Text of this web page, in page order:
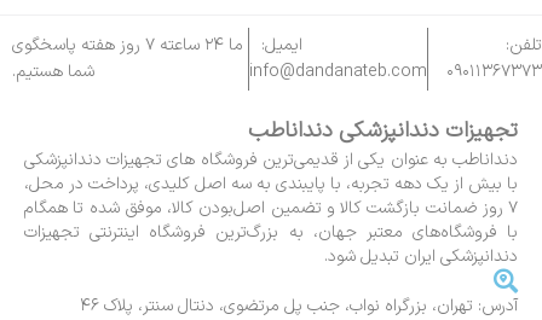
تلفن:
۰۹۰۱۱۳۶۷۳۷۳
ایمیل:
info@dandanateb.com
ما ۲۴ ساعته ۷ روز هفته پاسخگوی
شما هستیم.
تجهیزات دندانپزشکی دنداناطب
دنداناطب به عنوان یکی از قدیمی‌ترین فروشگاه های تجهیزات دندانپزشکی
با بیش از یک دهه تجربه، با پایبندی به سه اصل کلیدی، پرداخت در محل،
۷ روز ضمانت بازگشت کالا و تضمین اصل‌بودن کالا، موفق شده تا همگام
با فروشگاه‌های معتبر جهان، به بزرگ‌ترین فروشگاه اینترنتی تجهیزات
دندانپزشکی ایران تبدیل شود.
آدرس: تهران، بزرگراه نواب، جنب پل مرتضوی، دنتال سنتر، پلاک ۴۶